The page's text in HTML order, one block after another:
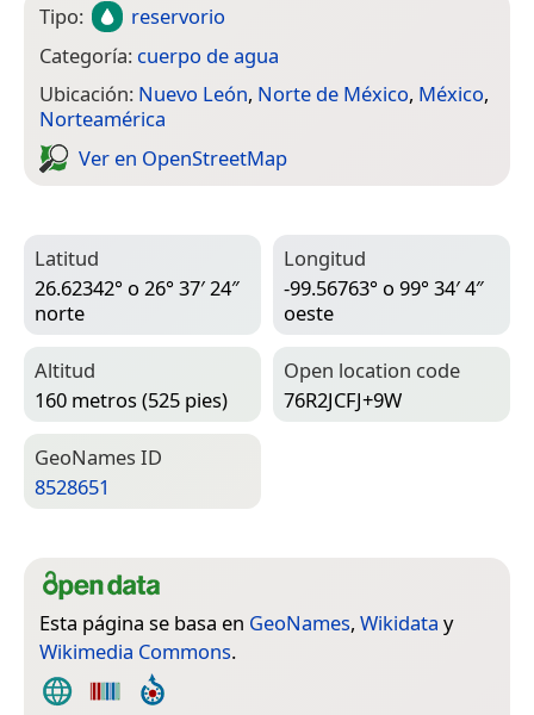
Tipo:
reservorio
Categoría: cuerpo de agua
Ubicación: Nuevo León, Norte de México, México,
Norteamérica
Ver en Open­Street­Map
Latitud
26.62342° o 26° 37′ 24″
norte
Longitud
-99.56763° o 99° 34′ 4″
oeste
Altitud
160 metros (525 pies)
Open location code
76R2JCFJ+9W
Geo­Names ID
8528651
Esta página se basa en GeoNames, Wikidata y
Wikimedia Commons.